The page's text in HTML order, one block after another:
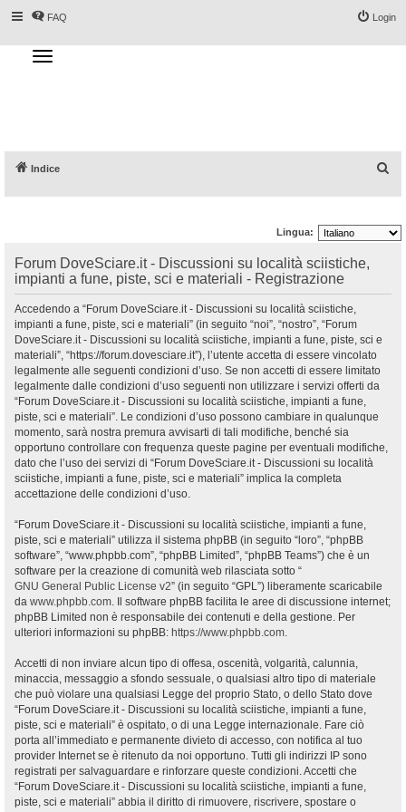
FAQ Login
T
o
g
a
t
Indice
c
Lingua:
Forum DoveSciare.it - Discussioni su località sciistiche,
impianti a fune, piste, sci e materiali - Registrazione
Accedendo a “Forum DoveSciare.it - Discussioni su località sciistiche,
impianti a fune, piste, sci e materiali” (in seguito “noi”, “nostro”, “Forum
DoveSciare.it - Discussioni su località sciistiche, impianti a fune, piste, sci e
materiali”, “https://forum.dovesciare.it”), l’utente accetta di essere vincolato
legalmente alle seguenti condizioni d’uso. Se non accetti di essere limitato
legalmente dalle condizioni d’uso seguenti non utilizzare i servizi offerti da
“Forum DoveSciare.it - Discussioni su località sciistiche, impianti a fune,
piste, sci e materiali”. Le condizioni d’uso possono cambiare in qualunque
momento, sarà nostra premura avvisarti di tali modifiche, benché sia
opportuno controllare con frequenza queste pagine per eventuali modifiche,
dato che l’uso dei servizi di “Forum DoveSciare.it - Discussioni su località
sciistiche, impianti a fune, piste, sci e materiali” implica la completa
accettazione delle condizioni d’uso.
“Forum DoveSciare.it - Discussioni su località sciistiche, impianti a fune,
piste, sci e materiali” utilizza il sistema phpBB (in seguito “loro”, “phpBB
software”, “www.phpbb.com”, “phpBB Limited”, “phpBB Teams”) che è un
software per la creazione di comunità web rilasciata sotto “
GNU General Public License v2” (in seguito “GPL”) liberamente scaricabile
da www.phpbb.com. Il software phpBB facilita le aree di discussione internet;
phpBB Limited non è responsabile dei contenuti e della gestione. Per
ulteriori informazioni su phpBB: https://www.phpbb.com.
Accetti di non inviare alcun tipo di offesa, oscenità, volgarità, calunnia,
minaccia, messaggio a sfondo sessuale, o qualsiasi altro tipo di materiale
che può violare una qualsiasi Legge del proprio Stato, o dello Stato dove
“Forum DoveSciare.it - Discussioni su località sciistiche, impianti a fune,
piste, sci e materiali” è ospitato, o di una Legge internazionale. Fare ciò
porta all’immediato e permanente divieto di accesso, con notifica al tuo
provider Internet se è ritenuto da noi opportuno. Tutti gli indirizzi IP sono
registrati per salvaguardare e rinforzare queste condizioni. Accetti che
“Forum DoveSciare.it - Discussioni su località sciistiche, impianti a fune,
piste, sci e materiali” abbia il diritto di rimuovere, riscrivere, spostare o